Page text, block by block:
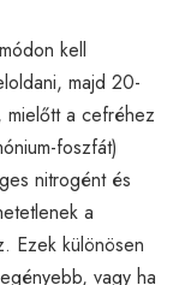
kell
majd 20-
a cefréhez
foszfát)
nitrogént és
a
Ezek különösen
vagy ha